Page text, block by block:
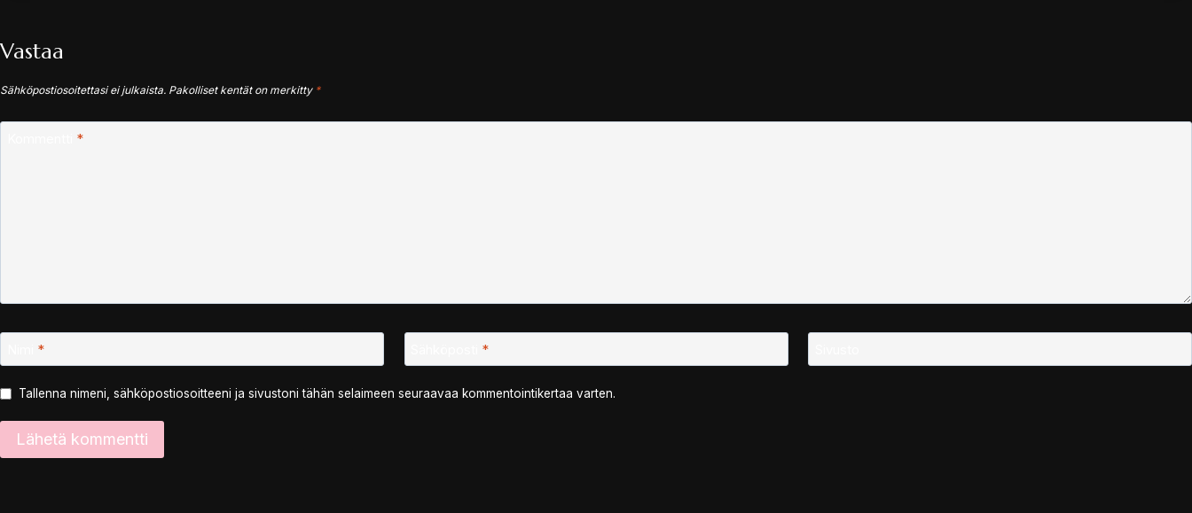
Vastaa
Sähköpostiosoitettasi ei julkaista. Pakolliset kentät on merkitty *
*
* *
Tallenna nimeni, sähköpostiosoitteeni ja sivustoni tähän selaimeen seuraavaa kommentointikertaa varten.